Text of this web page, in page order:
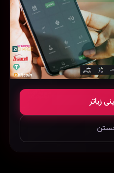
28365
160838
زیاتر